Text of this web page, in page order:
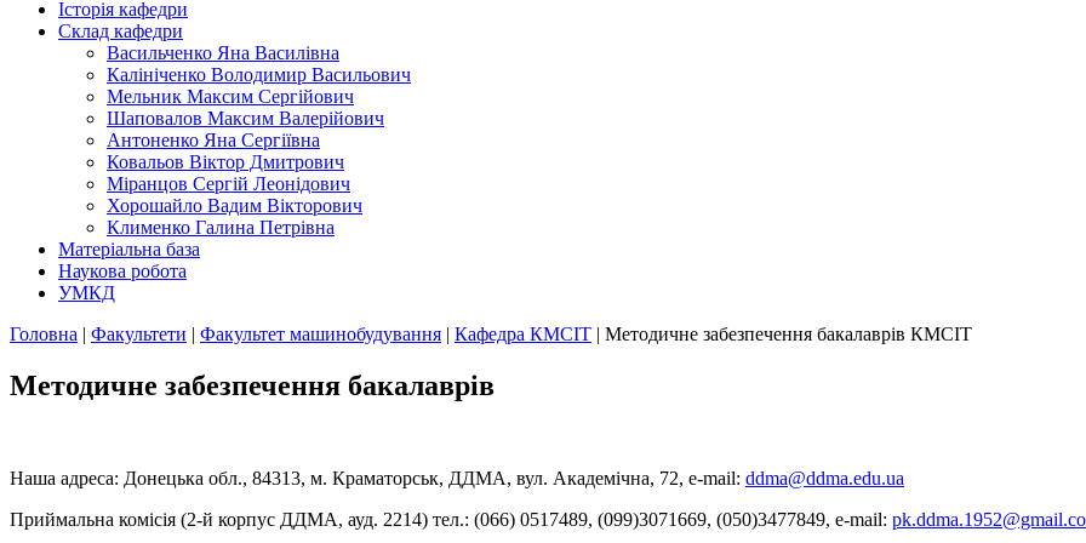
Історія кафедри
Склад кафедри
Васильченко Яна Василівна
Калініченко Володимир Васильович
Мельник Максим Сергійович
Шаповалов Максим Валерійович
Антоненко Яна Сергіївна
Ковальов Віктор Дмитрович
Міранцов Сергій Леонідович
Хорошайло Вадим Вікторович
Клименко Галина Петрівна
Матеріальна база
Наукова робота
УМКД
Головна | Факультети | Факультет машинобудування | Кафедра КМСІТ | Методичне забезпечення бакалаврів КМСІТ
Методичне забезпечення бакалаврів
Наша адреса: Донецька обл., 84313, м. Краматорськ, ДДМА, вул. Академічна, 72, е-mail: ddma@ddma.edu.ua
Приймальна комісія (2-й корпус ДДМА, ауд. 2214) тел.: (066) 0517489, (099)3071669, (050)3477849, e-mail: